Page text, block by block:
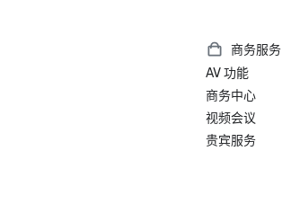
商务服务
AV 功能
商务中心
视频会议
贵宾服务